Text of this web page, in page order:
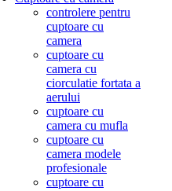
controlere pentru
cuptoare cu
camera
cuptoare cu
camera cu
ciorculatie fortata a
aerului
cuptoare cu
camera cu mufla
cuptoare cu
camera modele
profesionale
cuptoare cu